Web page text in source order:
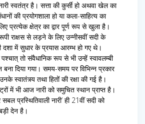
स्वतंत्र है। सत्ता की कुर्सी हो अथवा खेल का
की प्रयोगशाला हो या कला-साहित्य का
प्रत्येक क्षेत्र का द्वार पूर्ण रूप से खुला है।
राक्षस से लड़ने के लिए उन्नीसवीं सदी के
की दशा में सुधार के प्रयास आरम्भ हो गए थे।
पश्चात् तो संवैधानिक रूप से भी उन्हें स्वावलम्बी
बना दिया गया। समय-समय पर विभिन्न प्रकार
स्वातंत्र्य तथा हितों की रक्षा की गई है।
में भी आज नारी को समुचित स्थान प्राप्त है।
प्रस्थितिवाली नारी’ ही 21वीं सदी को
देन है।